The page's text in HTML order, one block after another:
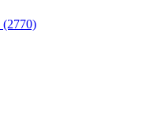
(2770)